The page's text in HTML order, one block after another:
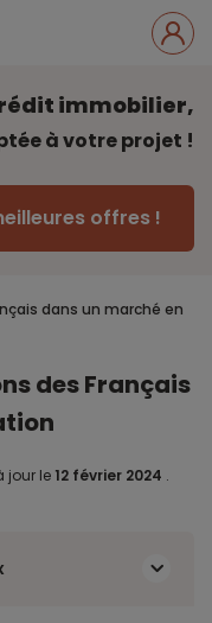
immobilier,
à votre projet !
offres !
dans un marché en
des Français
jour le 12 février 2024 .